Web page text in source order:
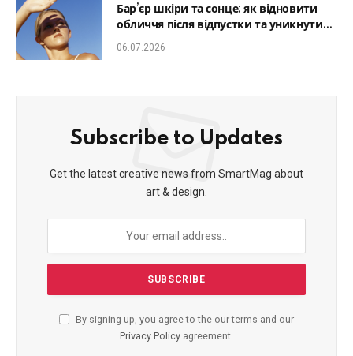
Бар’єр шкіри та сонце: як відновити
обличчя після відпустки та уникнути
фотостаріння
06.07.2026
Subscribe to Updates
Get the latest creative news from SmartMag about
art & design.
By signing up, you agree to the our terms and our
Privacy Policy agreement.